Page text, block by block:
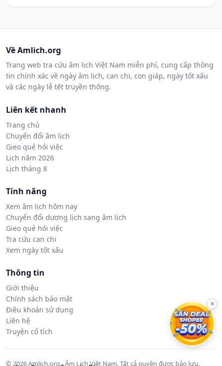
Về Amlich.org
Trang web tra cứu âm lịch Việt Nam miễn phí, cung cấp thông
tin chính xác về ngày âm lịch, can chi, con giáp, ngày tốt xấu
và các ngày lễ tết truyền thống.
Liên kết nhanh
Trang chủ
Chuyển đổi âm lịch
Gieo quẻ hỏi việc
Lịch năm 2026
Lịch tháng 8
Tính năng
Xem âm lịch hôm nay
Chuyển đổi dương lịch sang âm lịch
Gieo quẻ hỏi việc
Tra cứu can chi
Xem ngày tốt xấu
Thông tin
Giới thiệu
Chính sách bảo mật
Điều khoản sử dụng
Liên hệ
Truyện cổ tích
© 2026 Amlich.org - Âm Lịch Việt Nam. Tất cả quyền được bảo lưu.
×